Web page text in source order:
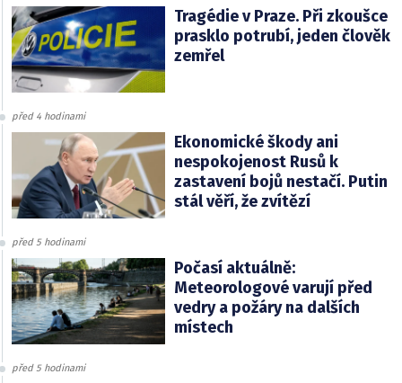
Tragédie v Praze. Při zkoušce
prasklo potrubí, jeden člověk
zemřel
před 4 hodinami
Ekonomické škody ani
nespokojenost Rusů k
zastavení bojů nestačí. Putin
stál věří, že zvítězí
před 5 hodinami
Počasí aktuálně:
Meteorologové varují před
vedry a požáry na dalších
místech
před 5 hodinami